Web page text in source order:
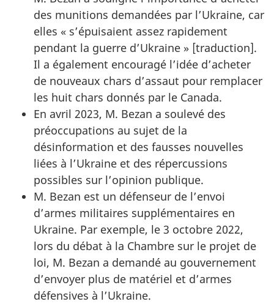
des munitions demandées par l’Ukraine, car
elles « s’épuisaient assez rapidement
pendant la guerre d’Ukraine » [traduction].
Il a également encouragé l’idée d’acheter
de nouveaux chars d’assaut pour remplacer
les huit chars donnés par le Canada.
En avril 2023, M. Bezan a soulevé des
préoccupations au sujet de la
désinformation et des fausses nouvelles
liées à l’Ukraine et des répercussions
possibles sur l’opinion publique.
M. Bezan est un défenseur de l’envoi
d’armes militaires supplémentaires en
Ukraine. Par exemple, le 3 octobre 2022,
lors du débat à la Chambre sur le projet de
loi, M. Bezan a demandé au gouvernement
d’envoyer plus de matériel et d’armes
défensives à l’Ukraine.